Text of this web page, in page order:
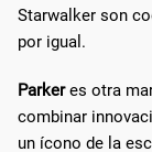
Starwalker son
por igual.
Parkeres otra
combinar
un ícono de la